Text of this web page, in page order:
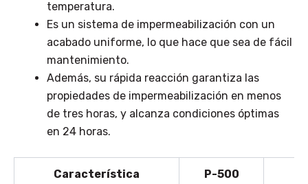
temperatura.
Es un sistema de impermeabilización con un
acabado uniforme, lo que hace que sea de fácil
mantenimiento.
Además, su rápida reacción garantiza las
propiedades de impermeabilización en menos
de tres horas, y alcanza condiciones óptimas
en 24 horas.
Característica P-500